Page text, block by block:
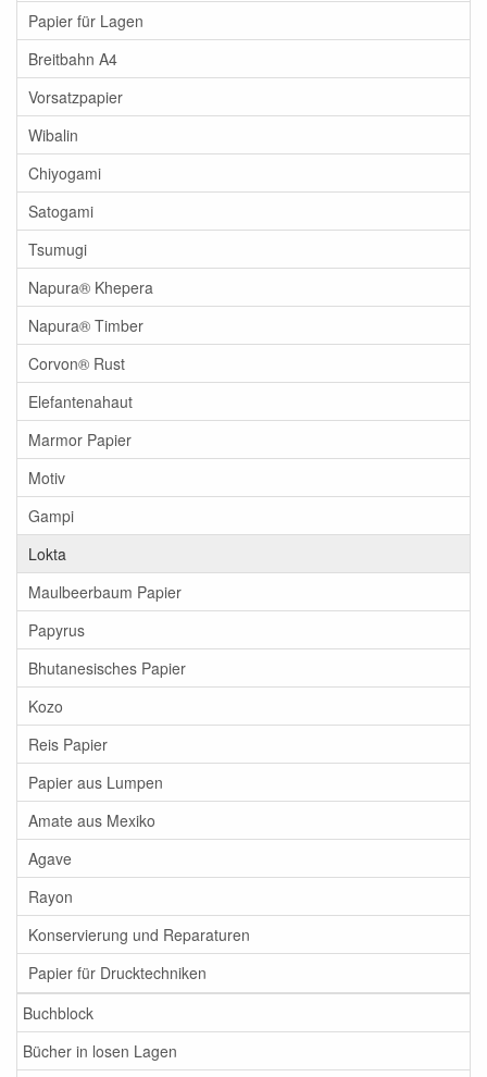
Papier für Lagen
Breitbahn A4
Vorsatzpapier
Wibalin
Chiyogami
Satogami
Tsumugi
Napura® Khepera
Napura® Timber
Corvon® Rust
Elefantenahaut
Marmor Papier
Motiv
Gampi
Lokta
Maulbeerbaum Papier
Papyrus
Bhutanesisches Papier
Kozo
Reis Papier
Papier aus Lumpen
Amate aus Mexiko
Agave
Rayon
Konservierung und Reparaturen
Papier für Drucktechniken
Buchblock
Bücher in losen Lagen